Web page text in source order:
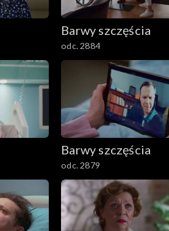
1901–2000
1801–1900
1601–1700
1501–1600
1401–1500
1301–1400
1201–1300
Barwy szczęścia
odc. 2884
Barwy szczęścia
odc. 2879